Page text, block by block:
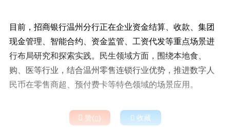
目前，招商银行温州分行正在企业资金结算、收款、集团
现金管理、智能合约、资金监管、工资代发等重点场景进
行布局研究和探索实践。民生领域方面，围绕本地食、
购、医等行业，结合温州零售连锁行业优势，推进数字人
民币在零售商超、预付费卡等特色领域的场景应用。
 赞()  收藏